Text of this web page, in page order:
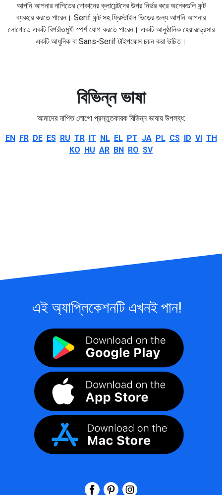
আপনি আপনার নাপিতের দোকানের ক্লায়েন্টদের উপর নির্ভর করে অনেকগুলি ফন্ট
ব্যবহার করতে পারেন। Serif ফন্ট সহ ফ্রিস্টাইল ভিড়ের জন্য আপনি আপনার
লোগোতে একটি বিপরীতমুখী স্পর্শ যোগ করতে পারেন। একটি আনুষ্ঠানিক হেয়ারড্রেসার
একটি আধুনিক বা Sans-Serif টাইপফেস চয়ন করা উচিত।
বিভিন্ন ভাষা
আমাদের নাপিত লোগো প্রস্তুতকারক বিভিন্ন ভাষায় উপলব্ধ:
EN FR DE ES RU TR IT NL EL PT JA PL CS ID VI TH
KO HU AR BN RO SV
এই অ্যাপ্লিকেশনটি এখনই পান!